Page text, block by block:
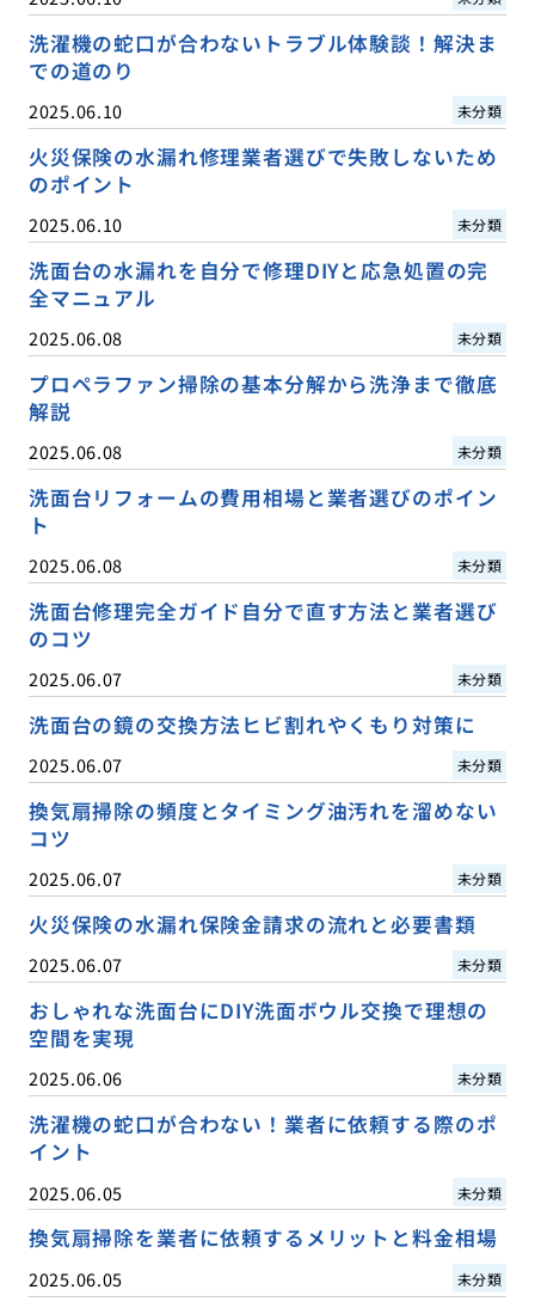
洗濯機の蛇口が合わないトラブル体験談！解決ま
での道のり
2025.06.10 未分類
火災保険の水漏れ修理業者選びで失敗しないため
のポイント
2025.06.10 未分類
洗面台の水漏れを自分で修理DIYと応急処置の完
全マニュアル
2025.06.08 未分類
プロペラファン掃除の基本分解から洗浄まで徹底
解説
2025.06.08 未分類
洗面台リフォームの費用相場と業者選びのポイン
ト
2025.06.08 未分類
洗面台修理完全ガイド自分で直す方法と業者選び
のコツ
2025.06.07 未分類
洗面台の鏡の交換方法ヒビ割れやくもり対策に
2025.06.07 未分類
換気扇掃除の頻度とタイミング油汚れを溜めない
コツ
2025.06.07 未分類
火災保険の水漏れ保険金請求の流れと必要書類
2025.06.07 未分類
おしゃれな洗面台にDIY洗面ボウル交換で理想の
空間を実現
2025.06.06 未分類
洗濯機の蛇口が合わない！業者に依頼する際のポ
イント
2025.06.05 未分類
換気扇掃除を業者に依頼するメリットと料金相場
2025.06.05 未分類